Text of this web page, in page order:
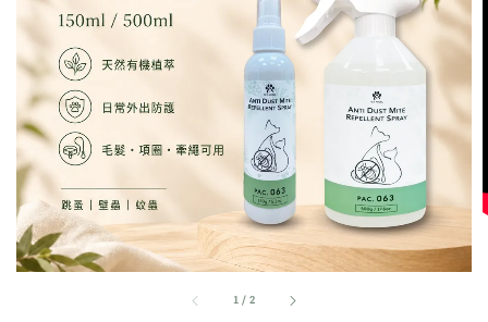
1 / 2